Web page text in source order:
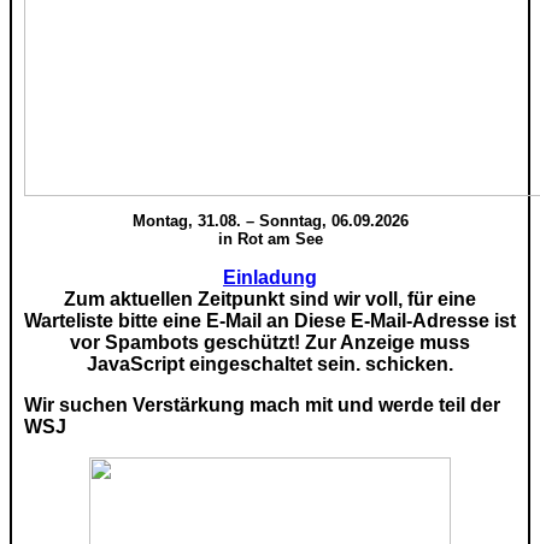
Montag, 31.08. – Sonntag, 06.09.2026
in Rot am See
Einladung
Zum aktuellen Zeitpunkt sind wir voll, für eine
Warteliste bitte eine E-Mail an Diese E-Mail-Adresse ist
vor Spambots geschützt! Zur Anzeige muss
JavaScript eingeschaltet sein. schicken.
Wir suchen Verstärkung mach mit und werde teil der
WSJ